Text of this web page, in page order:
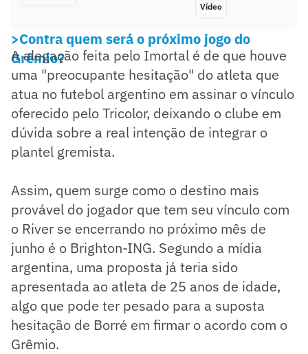
Vídeo
>Contra quem será o próximo jogo do
Grêmio?
A alegação feita pelo Imortal é de que houve
uma "preocupante hesitação" do atleta que
atua no futebol argentino em assinar o vínculo
oferecido pelo Tricolor, deixando o clube em
dúvida sobre a real intenção de integrar o
plantel gremista.
Assim, quem surge como o destino mais
provável do jogador que tem seu vínculo com
o River se encerrando no próximo mês de
junho é o Brighton-ING. Segundo a mídia
argentina, uma proposta já teria sido
apresentada ao atleta de 25 anos de idade,
algo que pode ter pesado para a suposta
hesitação de Borré em firmar o acordo com o
Grêmio.